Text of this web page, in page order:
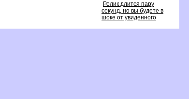
Ролик длится пару
секунд, но вы будете
шоке от увиденного